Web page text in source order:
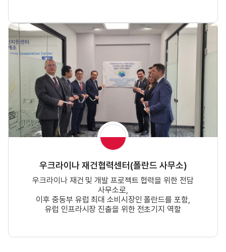
우크라이나 재건협력센터(폴란드 사무소)
우크라이나 재건 및 개발 프로젝트 협력을 위한 전담
사무소로,
이후 중동부 유럽 최대 소비시장인 폴란드를 포함,
유럽 인프라시장 진출을 위한 전초기지 역할